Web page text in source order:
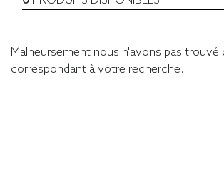
Malheursement nous n'avons pas trouvé
correspondant à votre recherche.